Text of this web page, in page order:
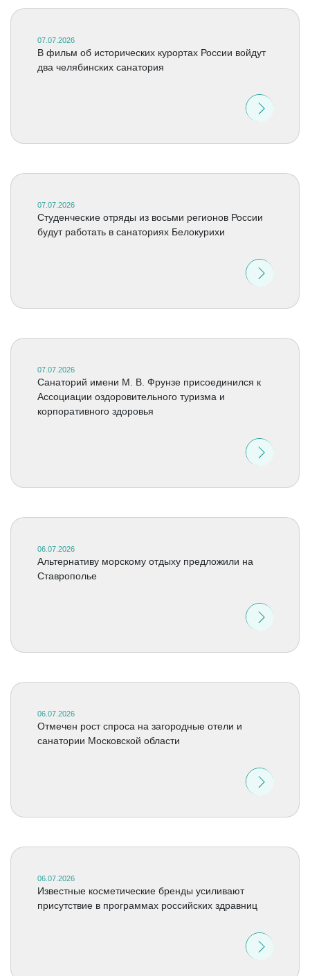
07.07.2026
В фильм об исторических курортах России войдут
два челябинских санатория
07.07.2026
Студенческие отряды из восьми регионов России
будут работать в санаториях Белокурихи
07.07.2026
Санаторий имени М. В. Фрунзе присоединился к
Ассоциации оздоровительного туризма и
корпоративного здоровья
06.07.2026
Альтернативу морскому отдыху предложили на
Ставрополье
06.07.2026
Отмечен рост спроса на загородные отели и
санатории Московской области
06.07.2026
Известные косметические бренды усиливают
присутствие в программах российских здравниц